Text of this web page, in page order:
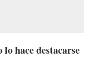
hace destacarse